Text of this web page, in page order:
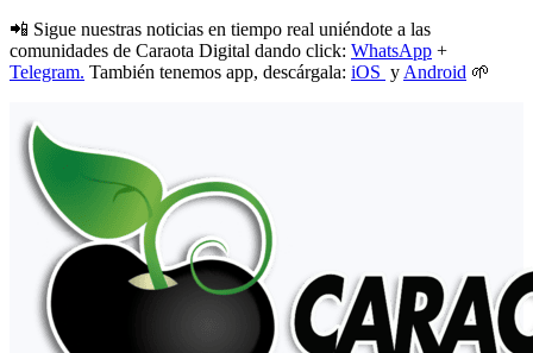
📲 Sigue nuestras noticias en tiempo real uniéndote a las
comunidades de Caraota Digital dando click: WhatsApp +
Telegram. También tenemos app, descárgala: iOS y Android 🌱